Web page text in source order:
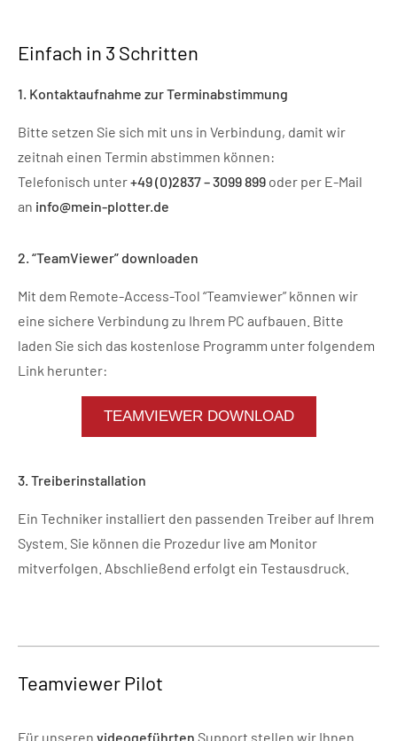
Einfach in 3 Schritten
1. Kontaktaufnahme zur Terminabstimmung
Bitte setzen Sie sich mit uns in Verbindung, damit wir
zeitnah einen Termin abstimmen können:
Telefonisch unter+49 (0)2837 – 3099 899 oder per E-Mail
an info@mein-plotter.de
2. “TeamViewer” downloaden
Mit dem Remote-Access-Tool “Teamviewer” können wir
eine sichere Verbindung zu Ihrem PC aufbauen. Bitte
laden Sie sich das kostenlose Programm unter folgendem
Link herunter:
TEAMVIEWER DOWNLOAD
3. Treiberinstallation
Ein Techniker installiert den passenden Treiber auf Ihrem
System. Sie können die Prozedur live am Monitor
mitverfolgen. Abschließend erfolgt ein Testausdruck.
Teamviewer Pilot
Für unseren videogeführten Support stellen wir Ihnen